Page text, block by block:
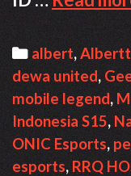
Categories
albert,
dewa united,
mobile legend,
Indonesia S15,
ONIC Esports,
esports, RRQ